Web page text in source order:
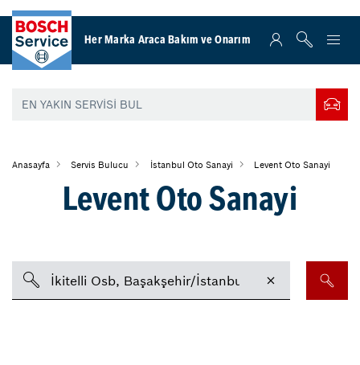
Her Marka Araca Bakım ve Onarım
Anasayfa Servis Bulucu İstanbul Oto Sanayi Levent Oto Sanayi
Levent Oto Sanayi